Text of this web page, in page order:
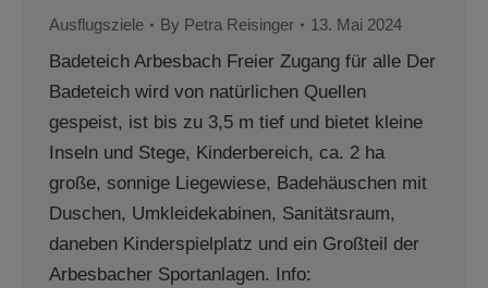
Ausflugsziele By Petra Reisinger 13. Mai 2024
Badeteich Arbesbach Freier Zugang für alle Der
Badeteich wird von natürlichen Quellen
gespeist, ist bis zu 3,5 m tief und bietet kleine
Inseln und Stege, Kinderbereich, ca. 2 ha
große, sonnige Liegewiese, Badehäuschen mit
Duschen, Umkleidekabinen, Sanitätsraum,
daneben Kinderspielplatz und ein Großteil der
Arbesbacher Sportanlagen. Info: